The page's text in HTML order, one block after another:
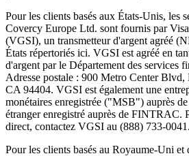
Pour les clients basés aux États-Unis, les
Covercy Europe Ltd. sont fournis par
(VGSI), un transmetteur d'argent agréé
États répertoriés ici. VGSI est agréé en
d'argent par le Département des services
Adresse postale : 900 Metro Center
CA 94404. VGSI est également une
monétaires enregistrée ("MSB") auprès
étranger enregistré auprès de FINTRAC.
direct, contactez VGSI au (888) 733-0041.
Pour les clients basés au Royaume-Uni et